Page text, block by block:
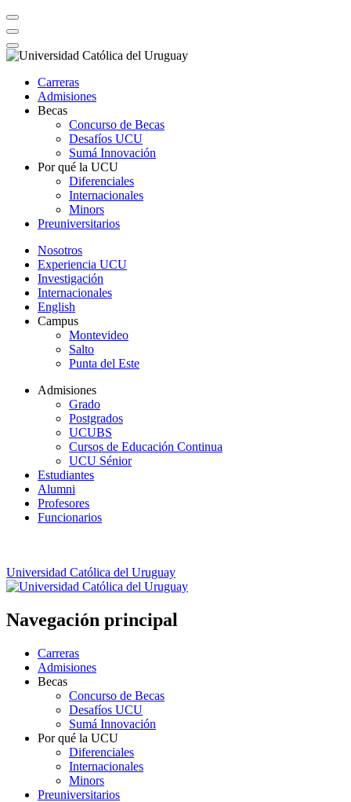
Carreras
Admisiones
Becas
Concurso de Becas
Desafíos UCU
Sumá Innovación
Por qué la UCU
Diferenciales
Internacionales
Minors
Preuniversitarios
Nosotros
Experiencia UCU
Investigación
Internacionales
English
Campus
Montevideo
Salto
Punta del Este
Admisiones
Grado
Postgrados
UCUBS
Cursos de Educación Continua
UCU Sénior
Estudiantes
Alumni
Profesores
Funcionarios
Universidad Católica del Uruguay
Navegación principal
Carreras
Admisiones
Becas
Concurso de Becas
Desafíos UCU
Sumá Innovación
Por qué la UCU
Diferenciales
Internacionales
Minors
Preuniversitarios